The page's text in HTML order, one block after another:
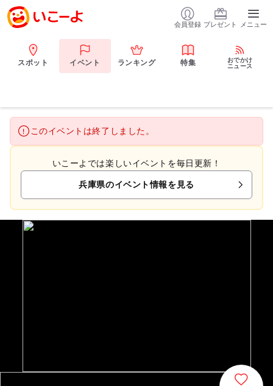
会員登録 プレゼント メニュー
スポット イベント ランキング 特集
おでかけ
ニュース
このイベントは終了しました。
いこーよでは楽しいイベントを毎日更新！
兵庫県のイベント情報を見る